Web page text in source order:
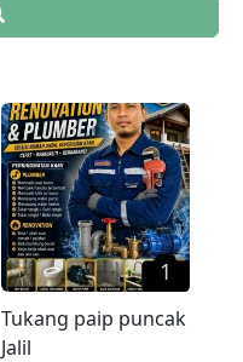
1
Tukang paip puncak
Jalil